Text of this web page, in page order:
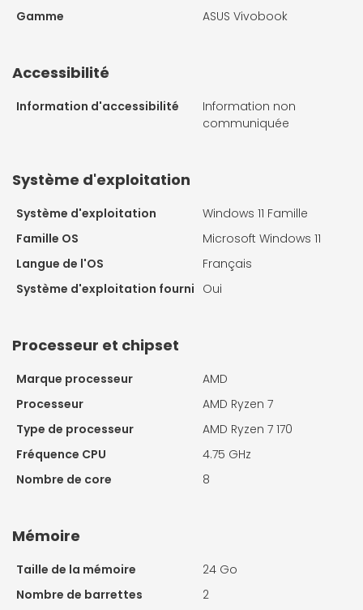
Gamme
ASUS Vivobook
Accessibilité
Information d'accessibilité
Information non
communiquée
Système d'exploitation
Système d'exploitation
Windows 11 Famille
Famille OS
Microsoft Windows 11
Langue de l'OS
Français
Système d'exploitation fourni Oui
Processeur et chipset
Marque processeur
AMD
Processeur
AMD Ryzen 7
Type de processeur
AMD Ryzen 7 170
Fréquence CPU
4.75 GHz
Nombre de core
8
Mémoire
Taille de la mémoire
24 Go
Nombre de barrettes
2